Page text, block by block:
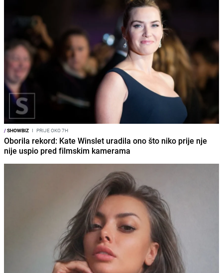
/SHOWBIZ I PRIJE OKO 7H
Oborila rekord: Kate Winslet uradila ono što niko prije nje
nije uspio pred filmskim kamerama